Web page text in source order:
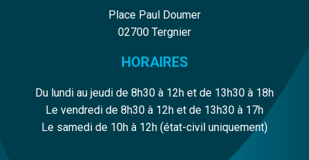
Place Paul Doumer
02700 Tergnier
HORAIRES
Du lundi au jeudi de 8h30 à 12h et de 13h30 à 18h
Le vendredi de 8h30 à 12h et de 13h30 à 17h
Le samedi de 10h à 12h (état-civil uniquement)